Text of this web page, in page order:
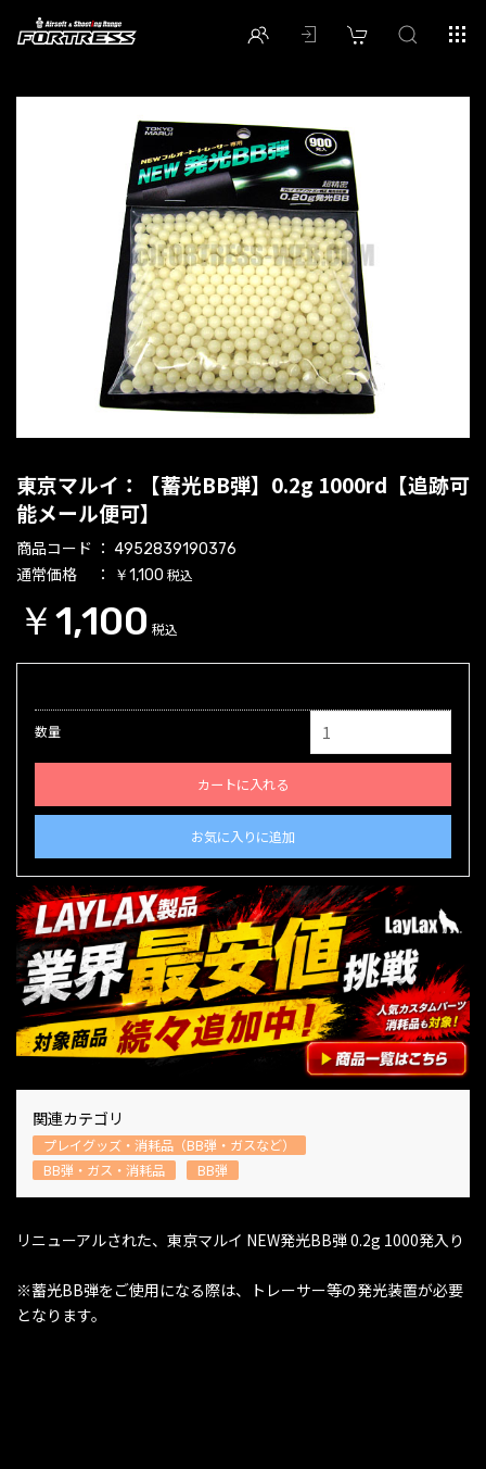
東京マルイ：【蓄光BB弾】0.2g 1000rd【追跡可
能メール便可】
商品コード 4952839190376
通常価格 ￥1,100 税込
￥1,100 税込
数量
カートに入れる
お気に入りに追加
関連カテゴリ
プレイグッズ・消耗品（BB弾・ガスなど）
BB弾・ガス・消耗品
BB弾
リニューアルされた、東京マルイ NEW発光BB弾 0.2g 1000発入り
※蓄光BB弾をご使用になる際は、トレーサー等の発光装置が必要
となります。